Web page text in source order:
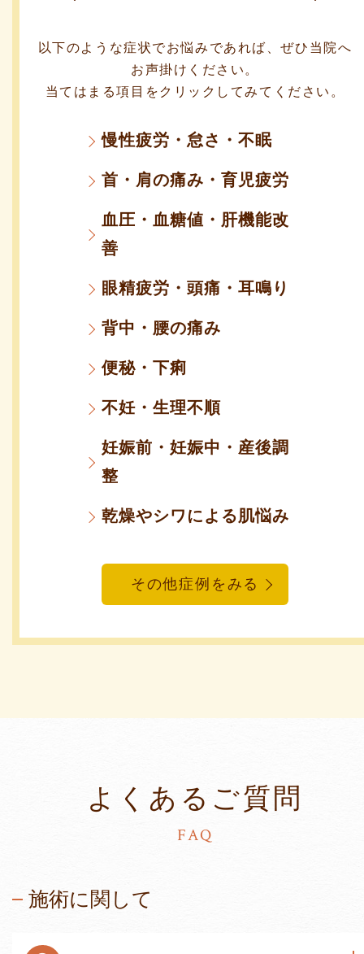
以下のような症状でお悩みであれば、ぜひ当院へ
お声掛けください。
当てはまる項目をクリックしてみてください。
慢性疲労・怠さ・不眠
首・肩の痛み・育児疲労
血圧・血糖値・肝機能改
善
眼精疲労・頭痛・耳鳴り
背中・腰の痛み
便秘・下痢
不妊・生理不順
妊娠前・妊娠中・産後調
整
乾燥やシワによる肌悩み
その他症例をみる
よくあるご質問
FAQ
施術に関して